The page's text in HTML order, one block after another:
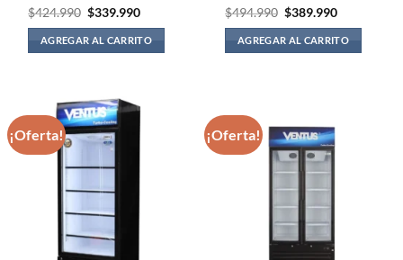
$424.990 El
precio
original
era:
$424.990.
$339.990El
actual
es:
$339.990.
AGREGAR AL CARRITO
$494.990 El
precio
original
era:
$494.990.
$389.990El
actual
es:
$389.990.
AGREGAR AL CARRITO
¡Oferta! ¡Oferta!